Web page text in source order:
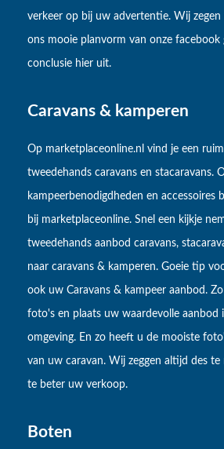
verkeer op bij uw advertentie. Wij
ons mooie planvorm van onze facebook
conclusie hier uit.
Caravans & kamperen
Op marketplaceonline.nl vind je een
tweedehands caravans en stacaravans.
kampeerbenodigdheden en accessoires
bij marketplaceonline. Snel een kijkje
tweedehands aanbod caravans,
naar caravans & kamperen. Goeie tip
ook uw Caravans & kampeer aanbod.
foto's en plaats uw waardevolle aanbod
omgeving. En zo heeft u de mooiste
van uw caravan. Wij zeggen altijd des
te beter uw verkoop.
Boten